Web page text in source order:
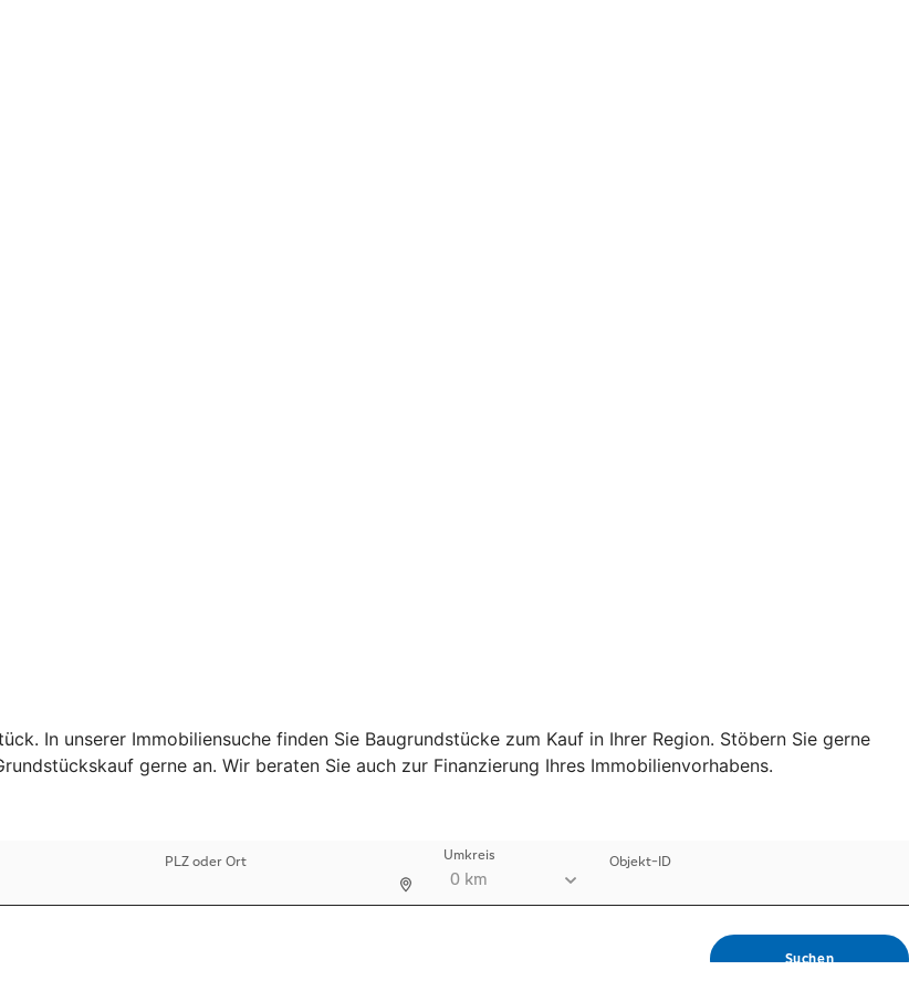
In unserer Immobiliensuche finden Sie Baugrundstücke zum Kauf in Ihrer Region. Stöbern Sie gerne
gerne an. Wir beraten Sie auch zur Finanzierung Ihres Immobilienvorhabens.